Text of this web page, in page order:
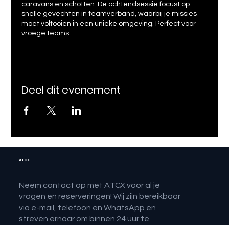
caravans en schotten. De ochtendsessie focust op
snelle gevechten in teamverband, waarbij je missies
moet voltooien in een unieke omgeving. Perfect voor
vroege teams.
Deel dit evenement
ATCX
Neem contact op met ATCX voor al je
vragen en reserveringen! Wij zijn bereikbaar
via e-mail, telefoon en WhatsApp en
streven ernaar om binnen 24 uur te